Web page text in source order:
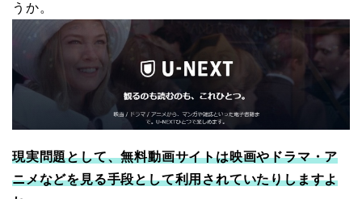
うか。
現実問題として、無料動画サイトは映画やドラマ・ア
ニメなどを見る手段として利用されていたりしますよ